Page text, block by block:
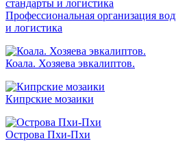
Профессиональная организация
и логистика
Коала. Хозяева эвкалиптов.
Кипрские мозаики
Острова Пхи-Пхи